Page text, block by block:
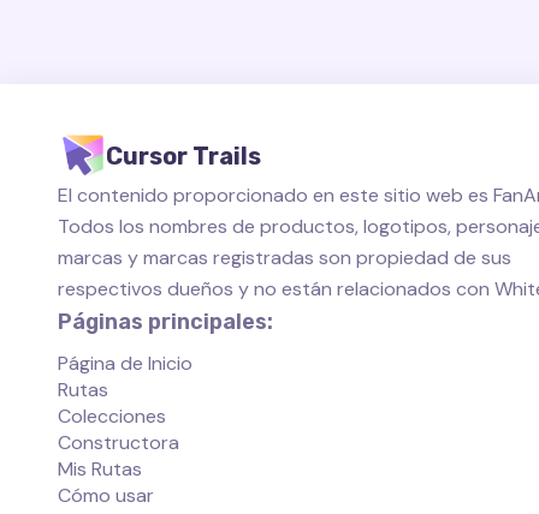
Cursor Trails
El contenido proporcionado en este sitio web es
Todos los nombres de productos, logotipos,
marcas y marcas registradas son propiedad de sus
respectivos dueños y no están relacionados con
Páginas principales:
Página de Inicio
Rutas
Colecciones
Constructora
Mis Rutas
Cómo usar